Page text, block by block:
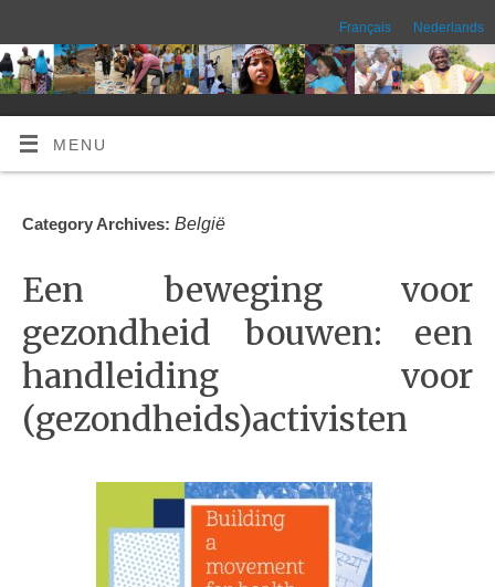
Français Nederlands
MENU
Category Archives:België
Een beweging voor
gezondheid bouwen: een
handleiding voor
(gezondheids)activisten